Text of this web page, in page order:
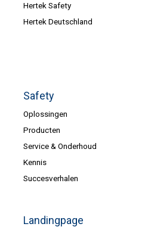
Hertek Safety
Hertek Deutschland
Safety
Oplossingen
Producten
Service & Onderhoud
Kennis
Succesverhalen
Landingpage